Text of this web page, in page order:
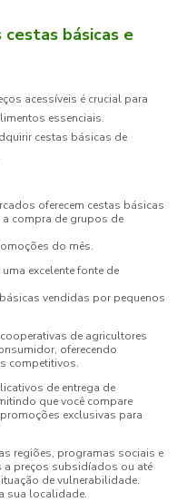
básicas e
acessíveis é crucial para
essenciais.
cestas básicas de
oferecem cestas básicas
compra de grupos de
do mês.
excelente fonte de
vendidas por pequenos
de agricultores
oferecendo
competitivos.
de entrega de
que você compare
exclusivas para
regiões, programas sociais e
a preços subsidíados ou até
de vulnerabilidade.
sua localidade.